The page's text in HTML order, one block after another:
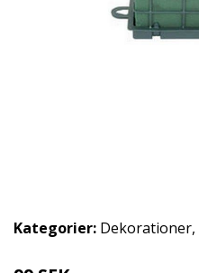
Kategorier: Dekorationer,